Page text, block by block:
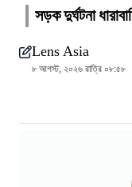
সড়ক দুর্ঘটনা
Lens Asia
৮ আগস্ট, ২০২৬ রাত্রি ০৮:৫৮